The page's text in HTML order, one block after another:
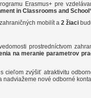
Erasmus+ pre
in Classrooms and
mobilít a 2 žiaci
prostredníctvom
na meranie parametrov
cieľom zvýšiť atraktivitu
nové odborné